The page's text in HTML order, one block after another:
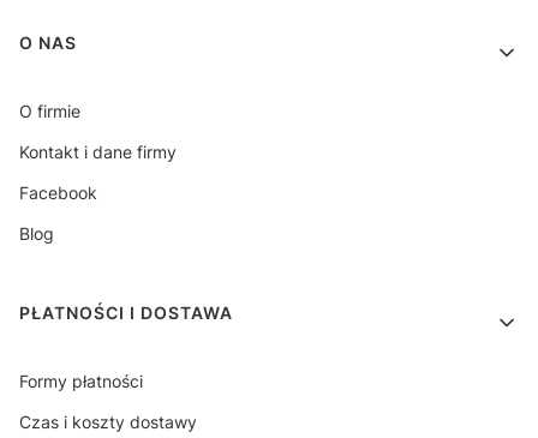
Linki w stopce
O NAS
O firmie
Kontakt i dane firmy
Facebook
Blog
PŁATNOŚCI I DOSTAWA
Formy płatności
Czas i koszty dostawy